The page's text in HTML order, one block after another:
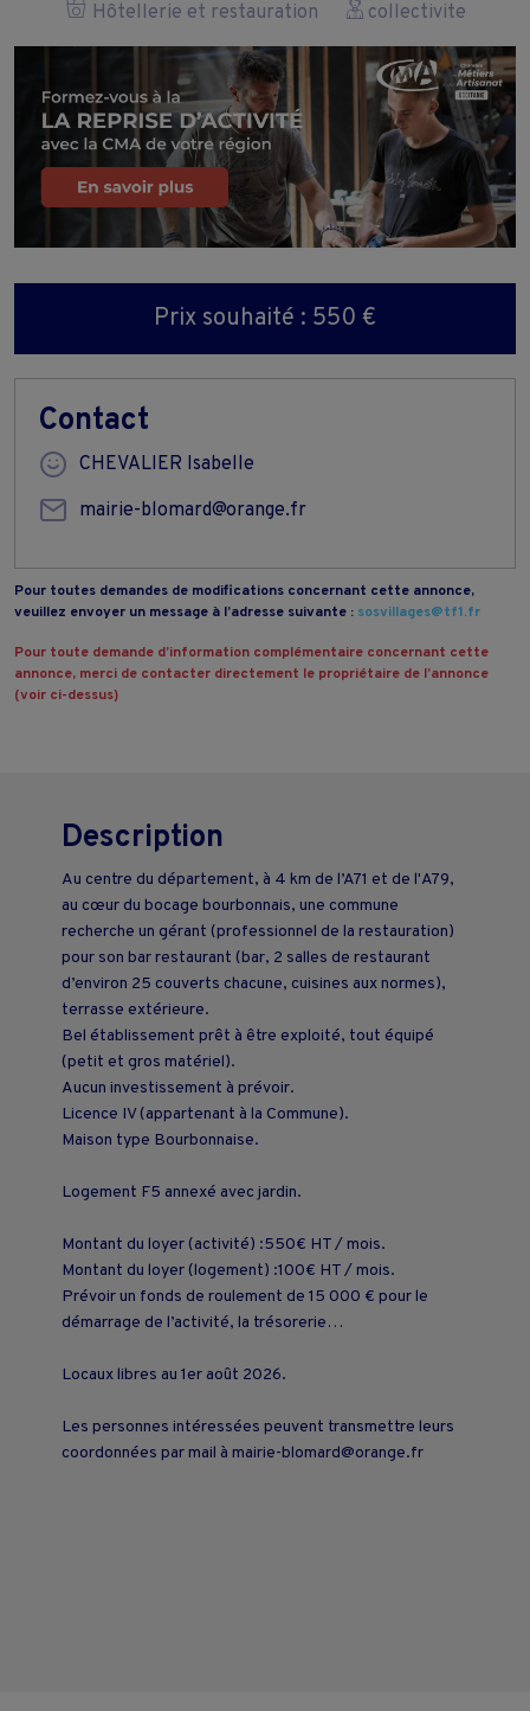
Hôtellerie et restauration collectivite
Prix souhaité : 550 €
Contact
CHEVALIER Isabelle
mairie-blomard@orange.fr
Pour toutes demandes de modifications concernant cette annonce,
veuillez envoyer un message à l’adresse suivante : sosvillages@tf1.fr
Pour toute demande d’information complémentaire concernant cette
annonce, merci de contacter directement le propriétaire de l’annonce
(voir ci-dessus)
Description
Au centre du département, à 4 km de l’A71 et de l'A79,
au cœur du bocage bourbonnais, une commune
recherche un gérant (professionnel de la restauration)
pour son bar restaurant (bar, 2 salles de restaurant
d’environ 25 couverts chacune, cuisines aux normes),
terrasse extérieure.
Bel établissement prêt à être exploité, tout équipé
(petit et gros matériel).
Aucun investissement à prévoir.
Licence IV (appartenant à la Commune).
Maison type Bourbonnaise.
Logement F5 annexé avec jardin.
Montant du loyer (activité) :550€ HT / mois.
Montant du loyer (logement) :100€ HT / mois.
Prévoir un fonds de roulement de 15 000 € pour le
démarrage de l’activité, la trésorerie…
Locaux libres au 1er août 2026.
Les personnes intéressées peuvent transmettre leurs
coordonnées par mail à mairie-blomard@orange.fr